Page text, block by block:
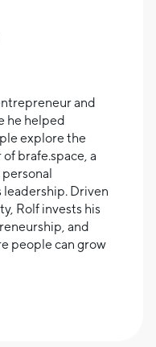
and
he helped
explore the
brafe.space, a
Driven
Rolf invests his
and
people can grow